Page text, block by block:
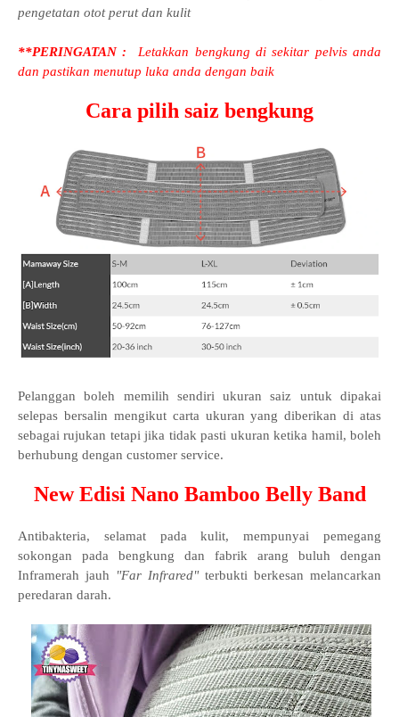
pengetatan otot perut dan kulit
**PERINGATAN :
Letakkan bengkung di sekitar pelvis anda
dan pastikan menutup luka anda dengan baik
Cara pilih saiz bengkung
Pelanggan boleh memilih sendiri ukuran saiz untuk dipakai
selepas bersalin mengikut carta ukuran yang diberikan di atas
sebagai rujukan tetapi jika tidak pasti ukuran ketika hamil, boleh
berhubung dengan customer service.
New Edisi Nano Bamboo Belly Band
Antibakteria, selamat pada kulit, mempunyai pemegang
sokongan pada bengkung dan fabrik arang buluh dengan
Inframerah jauh
"Far Infrared"terbukti berkesan melancarkan
peredaran darah.